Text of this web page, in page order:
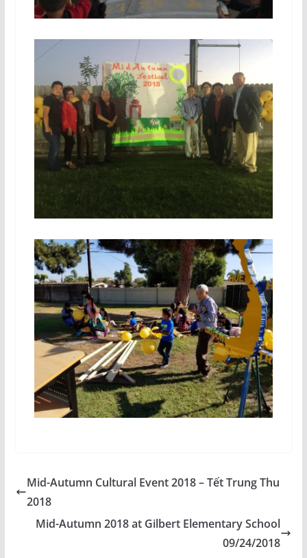
Mid-Autumn Cultural Event 2018 – Tết Trung Thu
2018
Mid-Autumn 2018 at Gilbert Elementary School
09/24/2018